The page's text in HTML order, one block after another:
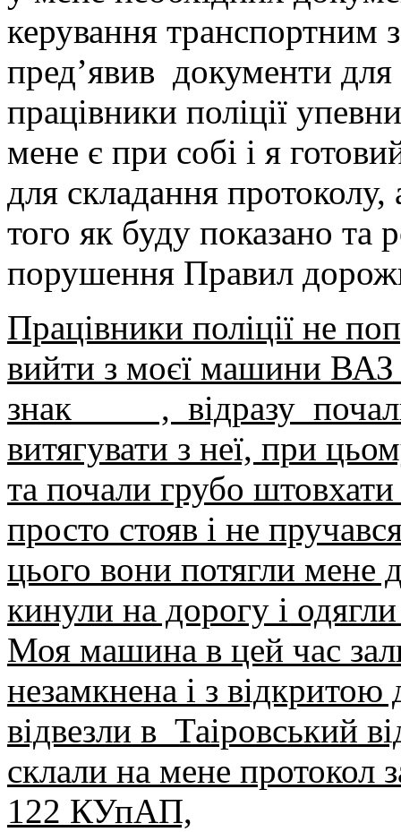
керування транспортним
пред’явив документи
працівники поліції
мене є при собі і я
для складання протоколу,
того як буду показано та
порушення Правил
Працівники поліції не
вийти з моєї машини
знак , відразу
витягувати з неї, при
та почали грубо
просто стояв і не
цього вони потягли мене
кинули на дорогу і
Моя машина в цей час
незамкнена і з
відвезли в Таіровський
склали на мене протокол
122 КУпАП,